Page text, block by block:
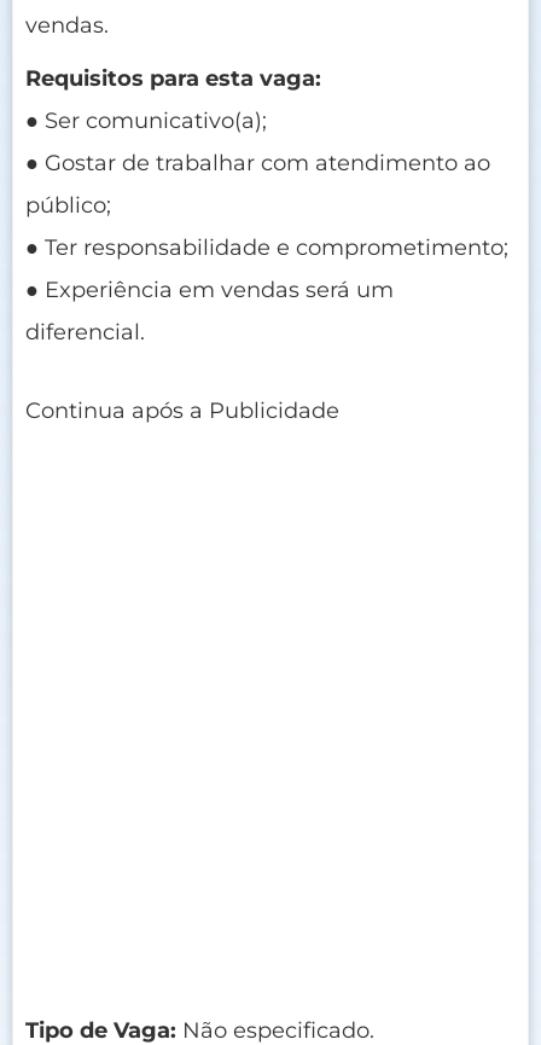
vendas.
Requisitos para esta vaga:
● Ser comunicativo(a);
● Gostar de trabalhar com atendimento ao
público;
● Ter responsabilidade e comprometimento;
● Experiência em vendas será um
diferencial.
Continua após a Publicidade
Tipo de Vaga: Não especificado.